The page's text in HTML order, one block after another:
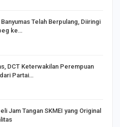
Telah Berpulang, Diiringi
ke…
DCT Keterwakilan Perempuan
Partai…
Jam Tangan SKMEI yang Original